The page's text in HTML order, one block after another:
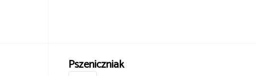
Pszeniczniak